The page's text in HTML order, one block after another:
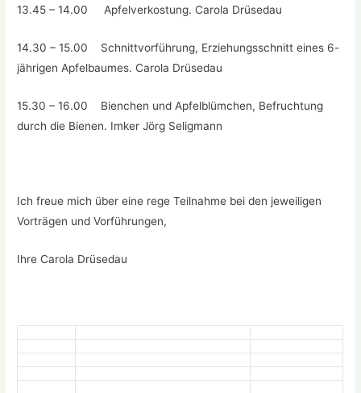
13.45 – 14.00 Apfelverkostung. Carola Drüsedau
14.30 – 15.00 Schnittvorführung, Erziehungsschnitt eines 6-
jährigen Apfelbaumes. Carola Drüsedau
15.30 – 16.00 Bienchen und Apfelblümchen, Befruchtung
durch die Bienen. Imker Jörg Seligmann
Ich freue mich über eine rege Teilnahme bei den jeweiligen
Vorträgen und Vorführungen,
Ihre Carola Drüsedau